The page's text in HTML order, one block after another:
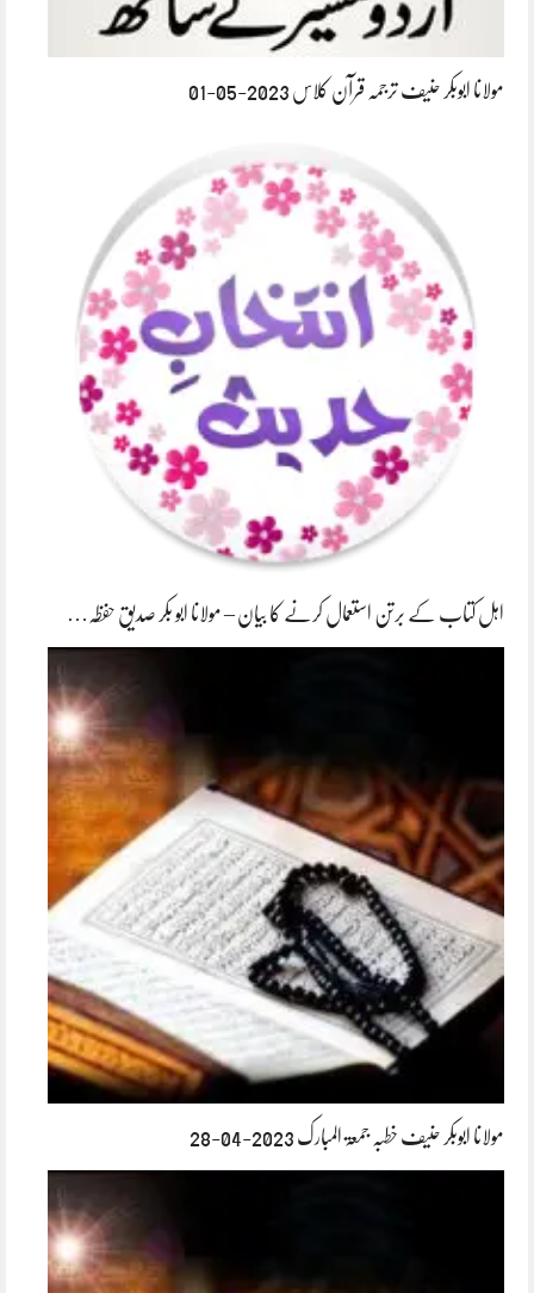
مولانا ابوبکر حنیف ترجمہ قرآن کلاس 2023-05-01
اہل کتاب کے برتن استعمال کرنے کا بیان – مولانا ابو بکر صدیق حفظہ…
مولانا ابوبکر حنیف خطبہ جمعۃ المبارک 2023-04-28